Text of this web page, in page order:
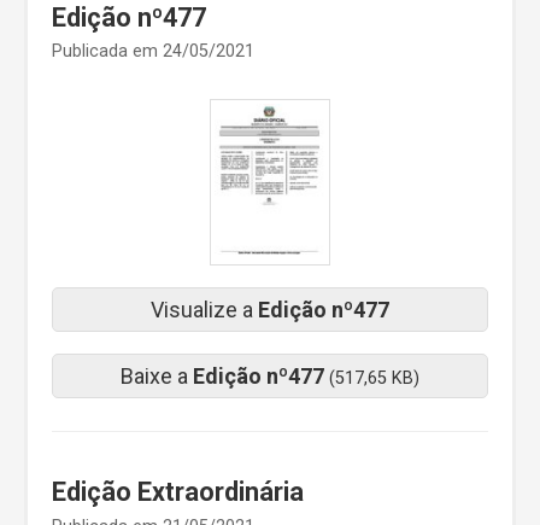
Edição nº477
Publicada em 24/05/2021
Visualize a Edição nº477
Baixe a Edição nº477 (517,65 KB)
Edição Extraordinária